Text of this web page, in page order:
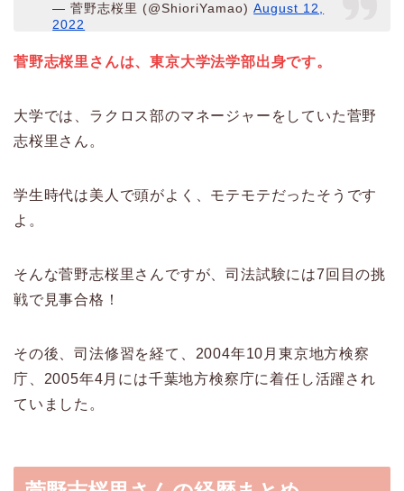
— 菅野志桜里 (@ShioriYamao)August 12,
2022
菅野志桜里さんは、東京大学法学部出身です。
大学では、ラクロス部のマネージャーをしていた菅野
志桜里さん。
学生時代は美人で頭がよく、モテモテだったそうです
よ。
そんな菅野志桜里さんですが、司法試験には7回目の挑
戦で見事合格！
その後、司法修習を経て、2004年10月東京地方検察
庁、2005年4月には千葉地方検察庁に着任し活躍され
ていました。